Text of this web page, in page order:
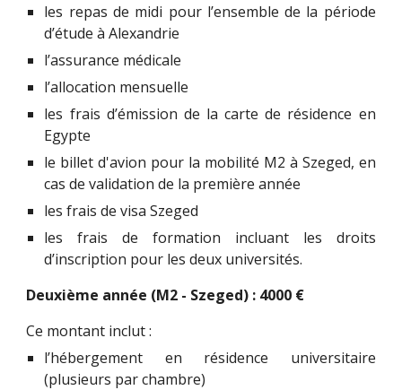
les repas de midi pour l’ensemble de la période
d’étude à Alexandrie
l’assurance médicale
l’allocation mensuelle
les frais d’émission de la carte de résidence en
Egypte
le billet d'avion pour la mobilité M2 à Szeged, en
cas de validation de la première année
les frais de visa Szeged
les frais de formation incluant les droits
d’inscription pour les deux universités.
Deuxième année (M2 - Szeged) : 4000 €
Ce montant inclut :
l’hébergement en résidence universitaire
(plusieurs par chambre)